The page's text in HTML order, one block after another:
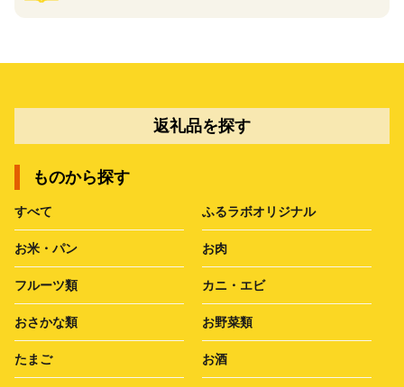
返礼品を探す
ものから探す
すべて ふるラボオリジナル
お米・パン お肉
フルーツ類 カニ・エビ
おさかな類 お野菜類
たまご お酒